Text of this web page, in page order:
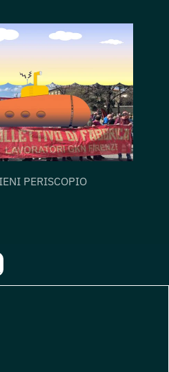
PERISCOPIO